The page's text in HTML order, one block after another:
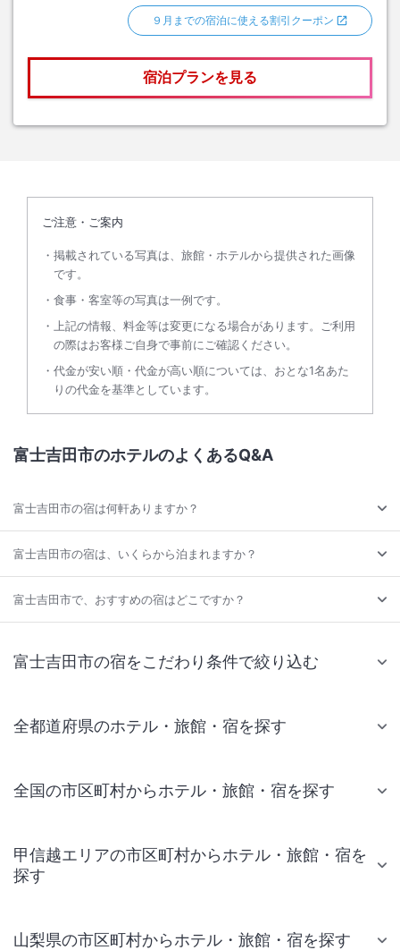
９月までの宿泊に使える割引クーポン
宿泊プランを見る
ご注意・ご案内
掲載されている写真は、旅館・ホテルから提供された画像
です。
食事・客室等の写真は一例です。
上記の情報、料金等は変更になる場合があります。ご利用
の際はお客様ご自身で事前にご確認ください。
代金が安い順・代金が高い順については、おとな1名あた
りの代金を基準としています。
富士吉田市のホテルのよくあるQ&A
富士吉田市の宿は何軒ありますか？
富士吉田市の宿は、いくらから泊まれますか？
富士吉田市で、おすすめの宿はどこですか？
富士吉田市の宿をこだわり条件で絞り込む
全都道府県のホテル・旅館・宿を探す
全国の市区町村からホテル・旅館・宿を探す
甲信越エリアの市区町村からホテル・旅館・宿を
探す
山梨県の市区町村からホテル・旅館・宿を探す